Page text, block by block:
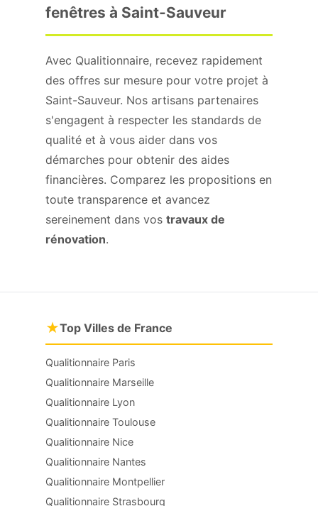
fenêtres à Saint-Sauveur
Avec Qualitionnaire, recevez rapidement
des offres sur mesure pour votre projet à
Saint-Sauveur. Nos artisans partenaires
s'engagent à respecter les standards de
qualité et à vous aider dans vos
démarches pour obtenir des aides
financières. Comparez les propositions en
toute transparence et avancez
sereinement dans vos travaux de
rénovation.
★Top Villes de France
Qualitionnaire Paris
Qualitionnaire Marseille
Qualitionnaire Lyon
Qualitionnaire Toulouse
Qualitionnaire Nice
Qualitionnaire Nantes
Qualitionnaire Montpellier
Qualitionnaire Strasbourg